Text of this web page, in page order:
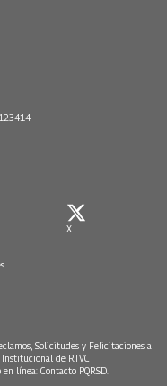
X
Solicitudes y Felicitaciones a
de RTVC
línea: Contacto PQRSD.